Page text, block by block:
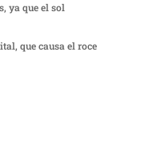
ya que el sol
que causa el roce